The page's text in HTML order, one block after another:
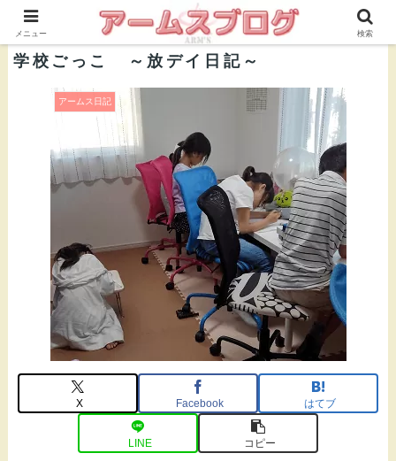
株式会社ＡＲＭ’Ｓ 公式ブログ
学校ごっこ ～放デイ日記～
アームス日記
X Facebook はてブ
LINE コピー
メニュー 検索